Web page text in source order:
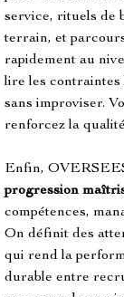
service, rituels de
terrain, et
rapidement au
lire les contraintes
sans improviser.
renforcez la
Enfin,
progression
compétences,
On définit des
qui rend la
durable entre